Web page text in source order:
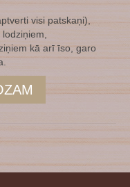
visi patskaņi),
kā arī īso, garo